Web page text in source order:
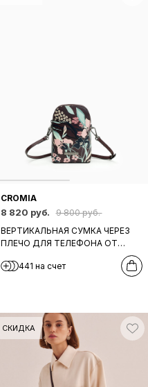
CROMIA
8 820 руб.
9 800 руб.
ВЕРТИКАЛЬНАЯ СУМКА ЧЕРЕЗ
ПЛЕЧО ДЛЯ ТЕЛЕФОНА ОТ
CROMIA ИЗ БОРДОВОЙ КОЖИ C
ЦВЕТОЧНЫМ РОЗОВО-
441 на счет
СКИДКА